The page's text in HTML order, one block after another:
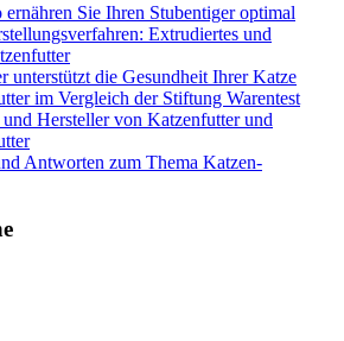
Sie Ihren Stubentiger optimal
Extrudiertes und
unterstützt die Gesundheit Ihrer Katze
im Vergleich der Stiftung Warentest
Hersteller von Katzenfutter und
Antworten zum Thema Katzen-